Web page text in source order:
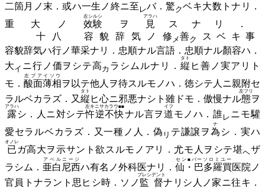
二箇月ノ末．或ハ一生ノ終ニ至 レバ． 驚クベキ大数トナリ．
重大ノ 效験
左シルシ
ヲ 見
アラハ
スナリ．
十八 容貌辞気ノ 修 メ善ク
スベキ事
容貌辞気ハ行ノ華采ナリ．忠順ナル言語．忠順ナル顏容ハ．
大イ ニ行ノ価ヲシテ高カ ラシムルナリ． 縦
タト
ヒ善ノ実アリト
モ． 酸面薄相
左ブアイソウ
ヲ以テ他人ヲ待スルモノハ．徳シテ人ニ親附セ
ラルベカラズ．又 縦
タト
ヒ心ニ邪悪ナシト雖ドモ．傲慢ナル態
左フリ
ヲ
露
アラハ
シ．人ニ対シテ忤逆不快
左キニサカラウ■■
ナル言ヲ道
イフ
モノハ． 誰レ ニモ驩
愛セラルベカラズ．又一種ノ人． 偽 リ テ謙譲ヲ為
ナ
シ．実ハ
已
オノレ
ガ高大ヲ示サント欲スルモノアリ．尤モ人ヲシテ堪ヘザ
ラシム． 亜白尼西
アベルニージ
ハ有名ノ外科医ナリ． 仙・巴多羅買
セン■バーソロミユー
医院ノ
官員トナラント思ヒシ時．ソノ 監督
プレシデント
ナリシ人ノ家ニ往キ．